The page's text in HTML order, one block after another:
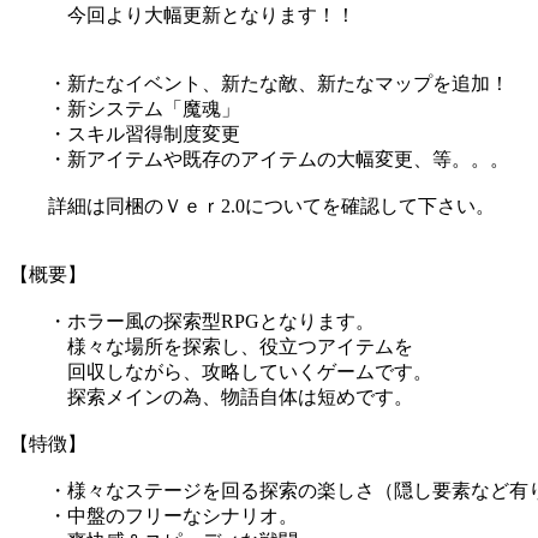
今回より大幅更新となります！！
・新たなイベント、新たな敵、新たなマップを追加！
・新システム「魔魂」
・スキル習得制度変更
・新アイテムや既存のアイテムの大幅変更、等。。。
詳細は同梱のＶｅｒ2.0についてを確認して下さい。
【概要】
・ホラー風の探索型RPGとなります。
様々な場所を探索し、役立つアイテムを
回収しながら、攻略していくゲームです。
探索メインの為、物語自体は短めです。
【特徴】
・様々なステージを回る探索の楽しさ（隠し要素など有
・中盤のフリーなシナリオ。